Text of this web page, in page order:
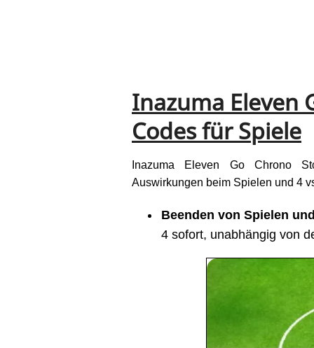
Inazuma Eleven
Codes für Spiele
Inazuma Eleven Go Chrono
Auswirkungen beim Spielen und 4
Beenden von Spielen
4 sofort, unabhängig von